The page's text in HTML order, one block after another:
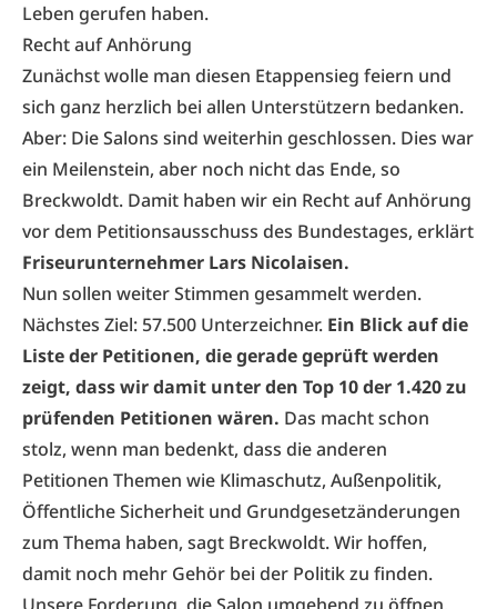
Leben gerufen haben.
Recht auf Anhörung
Zunächst wolle man diesen Etappensieg feiern und
sich ganz herzlich bei allen Unterstützern bedanken.
Aber: Die Salons sind weiterhin geschlossen. Dies war
ein Meilenstein, aber noch nicht das Ende, so
Breckwoldt. Damit haben wir ein Recht auf Anhörung
vor dem Petitionsausschuss des Bundestages, erklärt
Friseurunternehmer Lars Nicolaisen.
Nun sollen weiter Stimmen gesammelt werden.
Nächstes Ziel: 57.500 Unterzeichner. Ein Blick auf die
Liste der Petitionen, die gerade geprüft werden
zeigt, dass wir damit unter den Top 10 der 1.420 zu
prüfenden Petitionen wären. Das macht schon
stolz, wenn man bedenkt, dass die anderen
Petitionen Themen wie Klimaschutz, Außenpolitik,
Öffentliche Sicherheit und Grundgesetzänderungen
zum Thema haben, sagt Breckwoldt. Wir hoffen,
damit noch mehr Gehör bei der Politik zu finden.